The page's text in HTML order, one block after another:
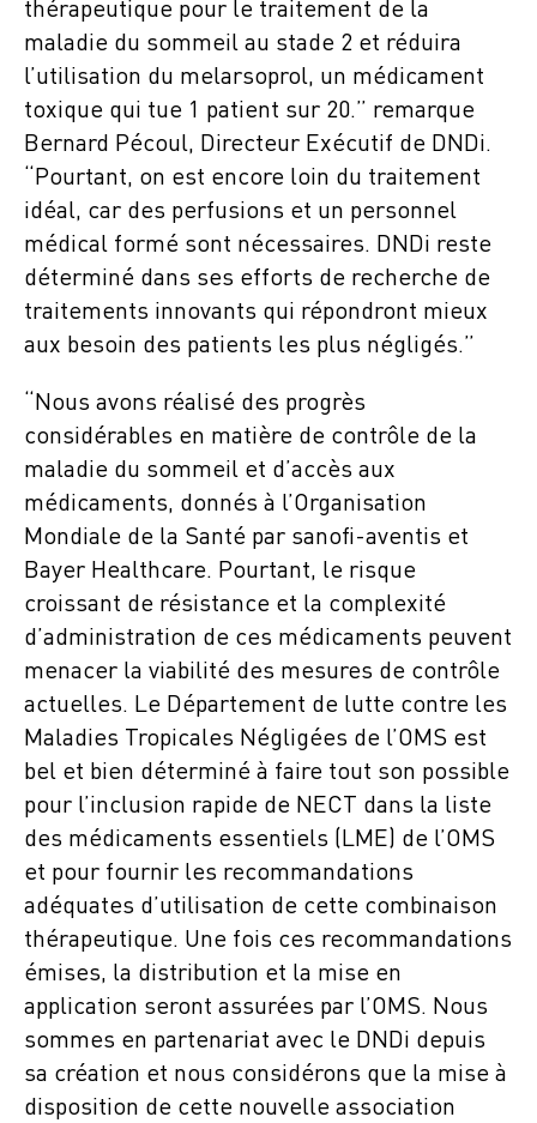
thérapeutique pour le traitement de la
maladie du sommeil au stade 2 et réduira
l’utilisation du melarsoprol, un médicament
toxique qui tue 1 patient sur 20.” remarque
Bernard Pécoul, Directeur Exécutif de DNDi.
“Pourtant, on est encore loin du traitement
idéal, car des perfusions et un personnel
médical formé sont nécessaires. DNDi reste
déterminé dans ses efforts de recherche de
traitements innovants qui répondront mieux
aux besoin des patients les plus négligés.”
“Nous avons réalisé des progrès
considérables en matière de contrôle de la
maladie du sommeil et d’accès aux
médicaments, donnés à l’Organisation
Mondiale de la Santé par sanofi-aventis et
Bayer Healthcare. Pourtant, le risque
croissant de résistance et la complexité
d’administration de ces médicaments peuvent
menacer la viabilité des mesures de contrôle
actuelles. Le Département de lutte contre les
Maladies Tropicales Négligées de l’OMS est
bel et bien déterminé à faire tout son possible
pour l’inclusion rapide de NECT dans la liste
des médicaments essentiels (LME) de l’OMS
et pour fournir les recommandations
adéquates d’utilisation de cette combinaison
thérapeutique. Une fois ces recommandations
émises, la distribution et la mise en
application seront assurées par l’OMS. Nous
sommes en partenariat avec le DNDi depuis
sa création et nous considérons que la mise à
disposition de cette nouvelle association